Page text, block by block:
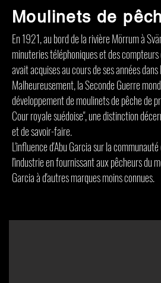
Moulinets de
En 1921, au bord de la rivière Mörrum à
minuteries téléphoniques et des
avait acquises au cours de ses années
Malheureusement, la Seconde Guerre
développement de moulinets de pêche de
Cour royale suédoise", une distinction
et de savoir-faire.
L'influence d'Abu Garcia sur la
l'industrie en fournissant aux pêcheurs du
Garcia à d'autres marques moins connues.